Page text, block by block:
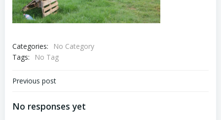
Categories:
No Category
Tags:
No Tag
Navigare
articole
Previous post
No responses yet